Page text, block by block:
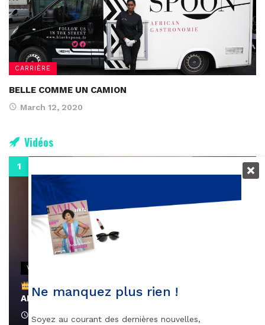
CARRIÈRE
BELLE COMME UN CAMION
March 12, 2020
Vidéos
VIDEOS
Remerciements à Ayden pour son message sur
AMINA, le Magazine de la Femme
April 1, 2022
Ne manquez plus rien !
Soyez au courant des dernières nouvelles,